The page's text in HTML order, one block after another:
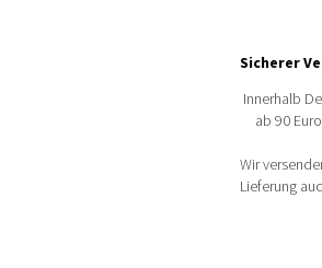
Sicherer
Innerhalb
ab 90
Wir
Lieferung